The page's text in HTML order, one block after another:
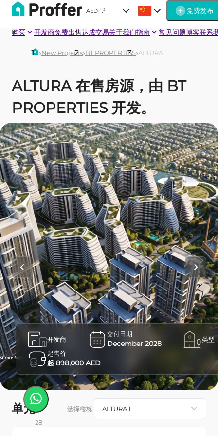
AED ft² 免费发布
购买 开发商免费出售达成交易关于我们指南 常见问题博客联系
New Projects BT PROPERTIES ALTURA
ALTURA 在售房源，由 BT
PROPERTIES 开发。
开发商
交付日期
December 2028
类型
起售价
起 898,000 AED
单元
28
选择楼栋: